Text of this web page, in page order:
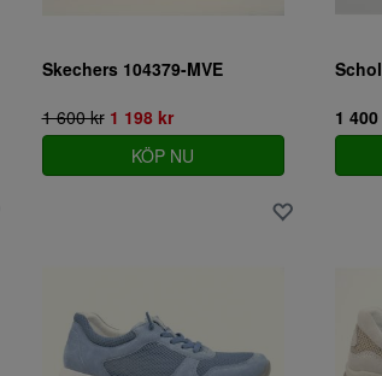
Skechers 104379-MVE
1 600 kr 1 198 kr
KÖP NU
1